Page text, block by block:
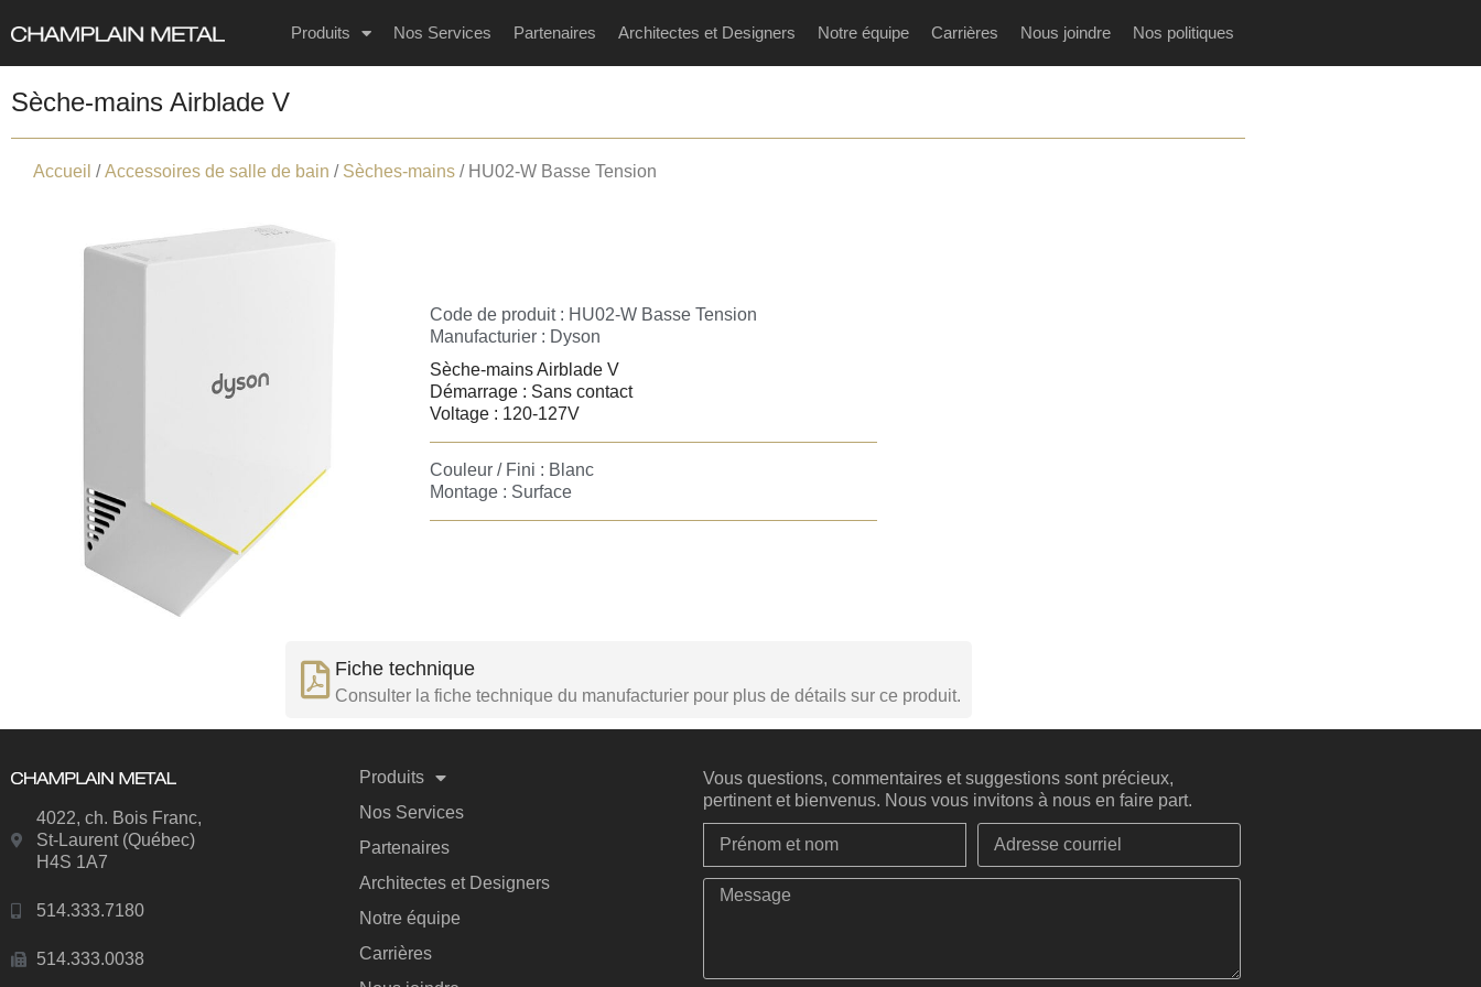
Produits Nos Services Partenaires Architectes et Designers Notre équipe Carrières Nous joindre Nos politiques
Sèche-mains Airblade V
Accueil /Accessoires de salle de bain / Sèches-mains / HU02-W Basse Tension
Code de produit : HU02-W Basse Tension
Manufacturier : Dyson
Sèche-mains Airblade V
Démarrage : Sans contact
Voltage : 120-127V
Couleur / Fini : Blanc
Montage : Surface
Fiche technique
Consulter la fiche technique du manufacturier pour plus de détails sur ce produit.
4022, ch. Bois Franc,
St-Laurent (Québec)
H4S 1A7
514.333.7180
514.333.0038
Produits
Nos Services
Partenaires
Architectes et Designers
Notre équipe
Carrières
Vous questions, commentaires et suggestions sont précieux,
pertinent et bienvenus. Nous vous invitons à nous en faire part.